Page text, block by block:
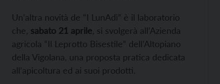
Un’altra novità de “I LunAdì” è il laboratorio
che, sabato 21 aprile , si svolgerà all’Azienda
agricola “Il Leprotto Bisestile” dell’Altopiano
della Vigolana, una proposta pratica dedicata
all’apicoltura ed ai suoi prodotti.